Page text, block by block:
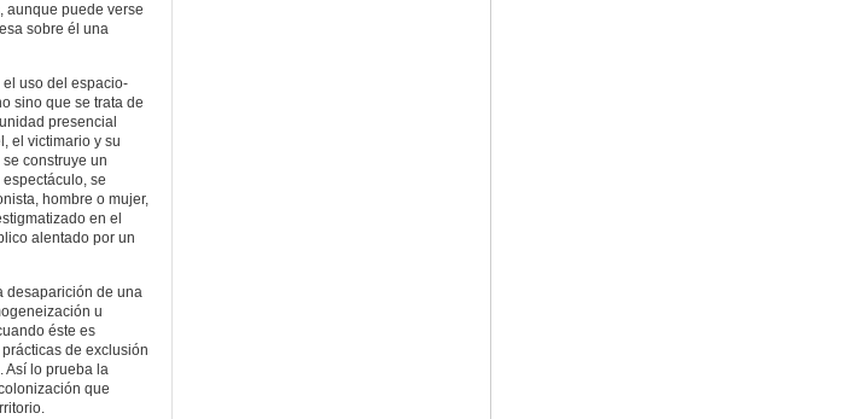
aunque puede verse
sobre él una
uso del espacio-
sino que se trata de
presencial
el victimario y su
construye un
se
hombre o mujer,
en el
alentado por un
desaparición de una
u
éste es
de exclusión
Así lo prueba la
que